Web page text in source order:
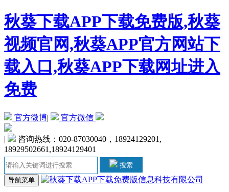
秋葵下载APP下载免费版,秋葵
视频官网,秋葵APP官方网站下
载入口,秋葵APP下载网址进入
免费
官方微博| 官方微信
|
咨询热线：020-87030040，18924129201,
18929502661,18924129401
搜索
导航菜单